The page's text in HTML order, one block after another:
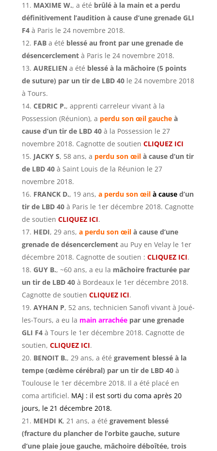
MAXIME W., a été brûlé à la main et a perdu
définitivement l’audition à cause d’une grenade GLI
F4à Paris le 24 novembre 2018.
FABa été blessé au front par une grenade de
désencerclementà Paris le 24 novembre 2018.
AURELIEN a été blessé à la mâchoire (5 points
de suture) par un tir de LBD 40le 24 novembre 2018
à Tours.
CEDRIC P., apprenti carreleur vivant à la
Possession (Réunion), a perdu son œil gaucheà
cause d’un tir de LBD 40à la Possession le 27
novembre 2018. Cagnotte de soutien CLIQUEZ ICI
JACKY S, 58 ans, a perdu son œilà cause d’un tir
de LBD 40à Saint Louis de la Réunion le 27
novembre 2018.
FRANCK D., 19 ans, a perdu son œil à caused’un
tir de LBD 40à Paris le 1er décembre 2018. Cagnotte
de soutien CLIQUEZ ICI.
HEDI, 29 ans, a perdu son œilà cause d’une
grenade de désencerclementau Puy en Velay le 1er
décembre 2018. Cagnotte de soutien : CLIQUEZ ICI.
GUY B., ~60 ans, a eu la mâchoire fracturée par
un tir de LBD 40à Bordeaux le 1er décembre 2018.
Cagnotte de soutien CLIQUEZ ICI.
AYHAN P, 52 ans, technicien Sanofi vivant à Joué-
les-Tours, a eu la main arrachée par une grenade
GLI F4à Tours le 1er décembre 2018. Cagnotte de
soutien, CLIQUEZ ICI.
BENOIT B., 29 ans, a été gravement blessé à la
tempe (œdème cérébral) par un tir de LBD 40à
Toulouse le 1er décembre 2018. Il a été placé en
coma artificiel. MAJ : il est sorti du coma après 20
jours, le 21 décembre 2018.
MEHDI K, 21 ans, a été gravement blessé
(fracture du plancher de l’orbite gauche, suture
d’une plaie joue gauche, mâchoire déboîtée, trois